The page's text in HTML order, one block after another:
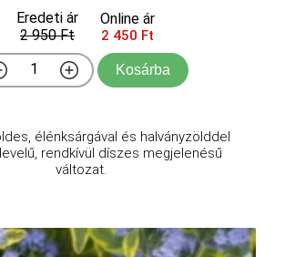
Eredeti ár
2 950 Ft
Online ár
2 450 Ft
Kosárba
élénksárgával és halványzölddel
rendkívül díszes megjelenésű
változat.